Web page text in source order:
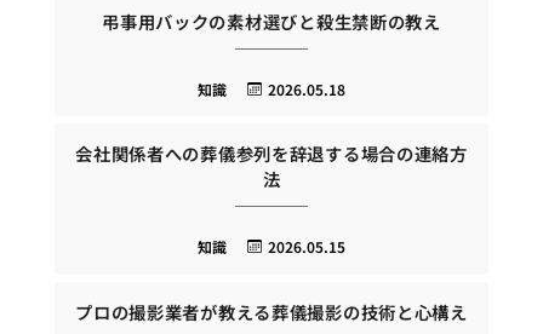
弔事用バックの素材選びと殺生禁断の教え
2026.05.18
知識
会社関係者への葬儀参列を辞退する場合の連絡方
法
2026.05.15
知識
プロの撮影業者が教える葬儀撮影の技術と心構え